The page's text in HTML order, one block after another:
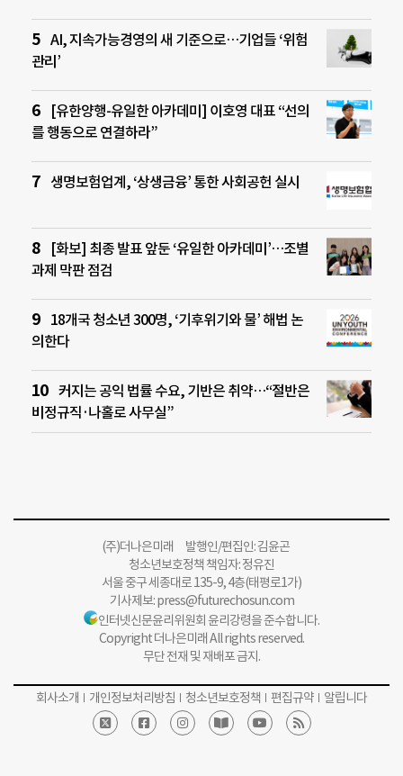
AI, 지속가능경영의 새 기준으로…기업들 ‘위험
관리’
[유한양행-유일한 아카데미] 이호영 대표 “선의
를 행동으로 연결하라”
생명보험업계, ‘상생금융’ 통한 사회공헌 실시
[화보] 최종 발표 앞둔 ‘유일한 아카데미’…조별
과제 막판 점검
18개국 청소년 300명, ‘기후위기와 물’ 해법 논
의한다
커지는 공익 법률 수요, 기반은 취약…“절반은
비정규직·나홀로 사무실”
(주)더나은미래 발행인/편집인: 김윤곤
청소년보호정책 책임자: 정유진
서울 중구 세종대로 135-9, 4층(태평로1가)
기사제보:press@futurechosun.com
인터넷신문윤리위원회 윤리강령을 준수합니다.
Copyright 더나은미래 All rights reserved.
무단 전재 및 재배포 금지.
회사소개 개인정보처리방침 청소년보호정책 편집규약 알립니다